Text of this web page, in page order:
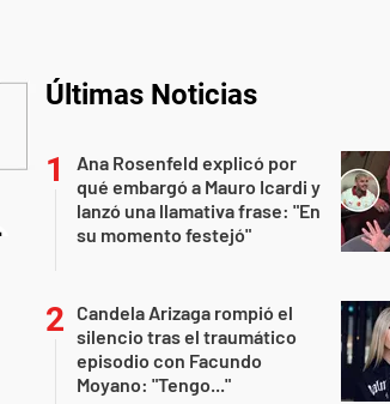
Últimas Noticias
Ana Rosenfeld explicó por
qué embargó a Mauro Icardi y
lanzó una llamativa frase: "En
su momento festejó"
Candela Arizaga rompió el
silencio tras el traumático
episodio con Facundo
Moyano: "Tengo..."